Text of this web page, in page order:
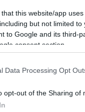
that this website/app
but not limited
to Google and its third-
consent section.
Data Processing Opt
opt-out of the Sharing of
amikor
érint és
akar rövid
és csak 10
vagy